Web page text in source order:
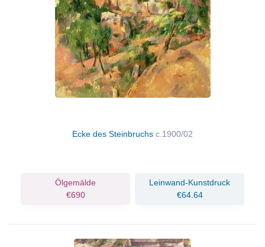
Ecke des Steinbruchs c.1900/02
Ölgemälde
€690
Leinwand-Kunstdruck
€64.64